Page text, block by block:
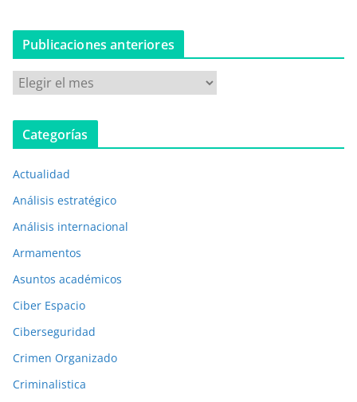
Publicaciones anteriores
u
b
c
a
c
o
n
e
a
n
t
Categorías
Actualidad
Análisis estratégico
Análisis internacional
Armamentos
Asuntos académicos
Ciber Espacio
Ciberseguridad
Crimen Organizado
Criminalistica